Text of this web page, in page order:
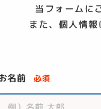
当フォームに
また、個人情報
名前 必須